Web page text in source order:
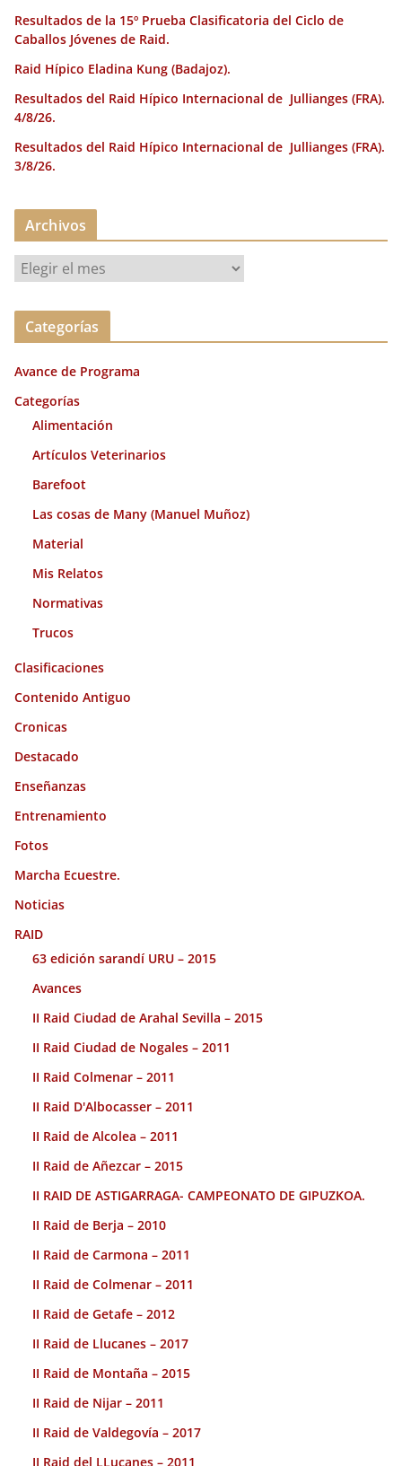
Resultados de la 15º Prueba Clasificatoria del Ciclo de
Caballos Jóvenes de Raid.
Raid Hípico Eladina Kung (Badajoz).
Resultados del Raid Hípico Internacional de Jullianges (FRA).
4/8/26.
Resultados del Raid Hípico Internacional de Jullianges (FRA).
3/8/26.
Archivos
r
c
v
o
Categorías
Avance de Programa
Categorías
Alimentación
Artículos Veterinarios
Barefoot
Las cosas de Many (Manuel Muñoz)
Material
Mis Relatos
Normativas
Trucos
Clasificaciones
Contenido Antiguo
Cronicas
Destacado
Enseñanzas
Entrenamiento
Fotos
Marcha Ecuestre.
Noticias
RAID
63 edición sarandí URU – 2015
Avances
II Raid Ciudad de Arahal Sevilla – 2015
II Raid Ciudad de Nogales – 2011
II Raid Colmenar – 2011
II Raid D'Albocasser – 2011
II Raid de Alcolea – 2011
II Raid de Añezcar – 2015
II RAID DE ASTIGARRAGA- CAMPEONATO DE GIPUZKOA.
II Raid de Berja – 2010
II Raid de Carmona – 2011
II Raid de Colmenar – 2011
II Raid de Getafe – 2012
II Raid de Llucanes – 2017
II Raid de Montaña – 2015
II Raid de Nijar – 2011
II Raid de Valdegovía – 2017
II Raid del LLuçanes – 2011